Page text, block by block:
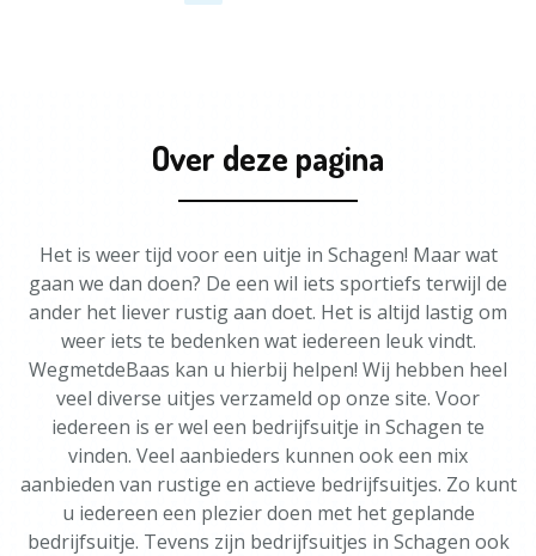
Over deze pagina
Het is weer tijd voor een uitje in Schagen! Maar wat
gaan we dan doen? De een wil iets sportiefs terwijl de
ander het liever rustig aan doet. Het is altijd lastig om
weer iets te bedenken wat iedereen leuk vindt.
WegmetdeBaas kan u hierbij helpen! Wij hebben heel
veel diverse uitjes verzameld op onze site. Voor
iedereen is er wel een bedrijfsuitje in Schagen te
vinden. Veel aanbieders kunnen ook een mix
aanbieden van rustige en actieve bedrijfsuitjes. Zo kunt
u iedereen een plezier doen met het geplande
bedrijfsuitje. Tevens zijn bedrijfsuitjes in Schagen ook